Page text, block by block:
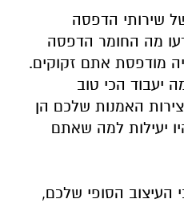
שירותי הדפסה
מה החומר הדפסה
מודפסת אתם זקוקים.
יעבוד הכי טוב
האמנות שלכם הן
יעילות למה שאתם
העיצוב הסופי שלכם,